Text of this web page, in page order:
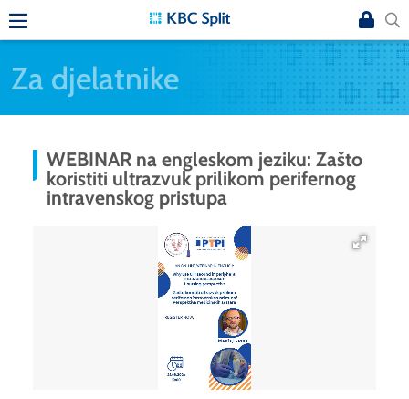
Za djelatnike
WEBINAR na engleskom jeziku: Zašto
koristiti ultrazvuk prilikom perifernog
intravenskog pristupa